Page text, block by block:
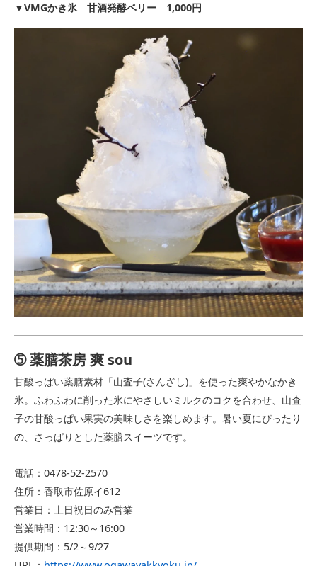
▼VMGかき氷 甘酒発酵ベリー 1,000円
➄ 薬膳茶房 爽 sou
甘酸っぱい薬膳素材「山査子(さんざし)」を使った爽やかなかき
氷。ふわふわに削った氷にやさしいミルクのコクを合わせ、山査
子の甘酸っぱい果実の美味しさを楽しめます。暑い夏にぴったり
の、さっぱりとした薬膳スイーツです。
電話：0478-52-2570
住所：香取市佐原イ612
営業日：土日祝日のみ営業
営業時間：12:30～16:00
提供期間：5/2～9/27